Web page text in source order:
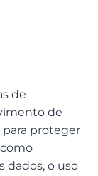
de
de
proteger
dados, o uso